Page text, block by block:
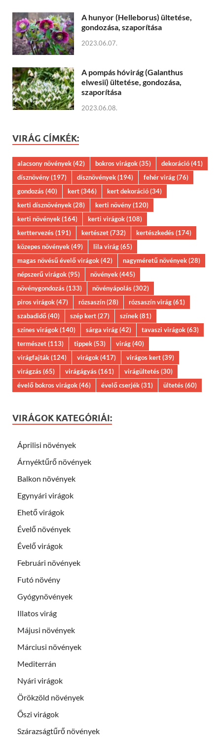
A hunyor (Helleborus) ültetése,
gondozása, szaporítása
2023.06.07.
A pompás hóvirág (Galanthus
elwesii) ültetése, gondozása,
szaporítása
2023.06.08.
VIRÁG CÍMKÉK:
alacsony növények(42) bokros virágok(35) dekoráció(41)
dísznövény(197) dísznövények(194) fehér virág(76)
gondozás(40) kert(346) kert dekoráció(34)
kerti dísznövények(28) kerti növény(120)
kerti növények(164) kerti virágok(108)
kerttervezés(191) kertészet(732) kertészkedés(174)
közepes növények(49) lila virág(65)
magas növésű évelő virágok(42) nagyméretű növények(28)
népszerű virágok(95) növények(445)
növénygondozás(133) növényápolás(302)
piros virágok(47) rózsaszín(28) rózsaszín virág(61)
szabadidő(40) szép kert(27) színek(81)
színes virágok(140) sárga virág(42) tavaszi virágok(63)
természet(113) tippek(53) virág(40)
virágfajták(124) virágok(417) virágos kert(39)
virágzás(65) virágágyás(161) virágültetés(30)
évelő bokros virágok(46) évelő cserjék(31) ültetés(60)
VIRÁGOK KATEGÓRIÁI:
Áprilisi növények
Árnyéktűrő növények
Balkon növények
Egynyári virágok
Ehető virágok
Évelő növények
Évelő virágok
Februári növények
Futó növény
Gyógynövények
Illatos virág
Májusi növények
Márciusi növények
Mediterrán
Nyári virágok
Örökzöld növények
Őszi virágok
Szárazságtűrő növények